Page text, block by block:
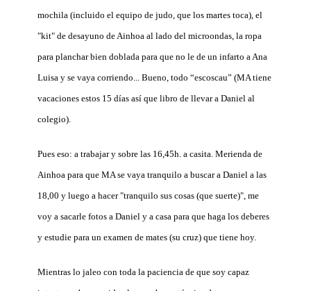
mochila (incluido el equipo de judo, que los martes toca), el
"kit" de desayuno de Ainhoa al lado del microondas, la ropa
para planchar bien doblada para que no le de un infarto a Ana
Luisa y se vaya corriendo... Bueno, todo “escoscau” (MA tiene
vacaciones estos 15 días así que libro de llevar a Daniel al
colegio).
Pues eso: a trabajar y sobre las 16,45h. a casita. Merienda de
Ainhoa para que MA se vaya tranquilo a buscar a Daniel a las
18,00 y luego a hacer "tranquilo sus cosas (que suerte)", me
voy a sacarle fotos a Daniel y a casa para que haga los deberes
y estudie para un examen de mates (su cruz) que tiene hoy.
Mientras lo jaleo con toda la paciencia de que soy capaz